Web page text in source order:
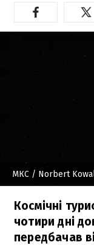
МКС / Norbert
Космічні
чотири дні
передбачав